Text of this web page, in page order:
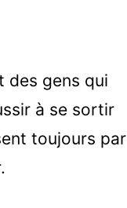
des gens qui
à se sortir
toujours par